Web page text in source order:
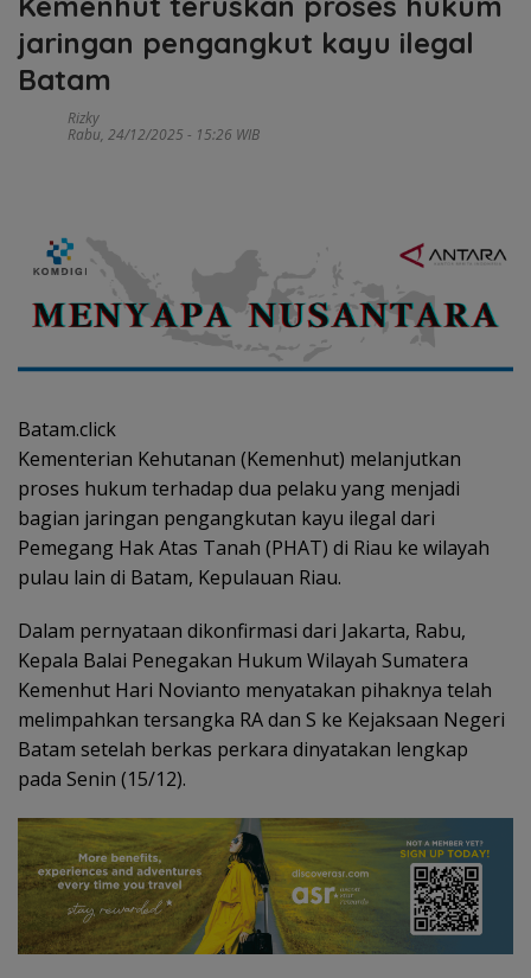
jaringan pengangkut kayu ilegal
Batam
Rizky
Rabu, 24/12/2025 - 15:26 WIB
Batam.click
Kementerian Kehutanan (Kemenhut) melanjutkan
proses hukum terhadap dua pelaku yang menjadi
bagian jaringan pengangkutan kayu ilegal dari
Pemegang Hak Atas Tanah (PHAT) di Riau ke wilayah
pulau lain di Batam, Kepulauan Riau.
Dalam pernyataan dikonfirmasi dari Jakarta, Rabu,
Kepala Balai Penegakan Hukum Wilayah Sumatera
Kemenhut Hari Novianto menyatakan pihaknya telah
melimpahkan tersangka RA dan S ke Kejaksaan Negeri
Batam setelah berkas perkara dinyatakan lengkap
pada Senin (15/12).